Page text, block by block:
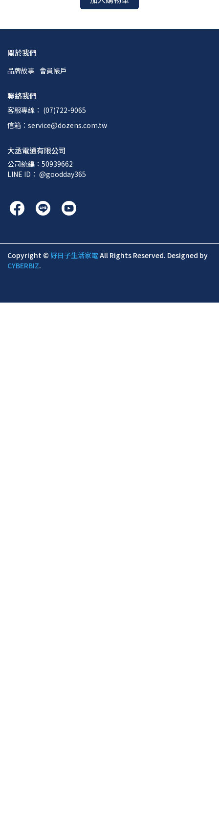
關於我們
品牌故事 會員帳戶
聯絡我們
客服專線： (07)722-9065
信箱：service@dozens.com.tw
大丞電通有限公司
公司統編：50939662
LINE ID： @goodday365
Copyright © 好日子生活家電All Rights Reserved. Designed by
CYBERBIZ.